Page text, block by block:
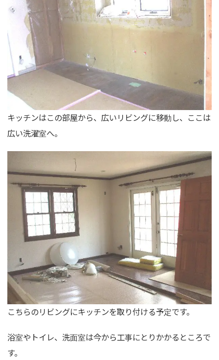
キッチンはこの部屋から、広いリビングに移動し、ここは
広い洗濯室へ。
こちらのリビングにキッチンを取り付ける予定です。
浴室やトイレ、洗面室は今から工事にとりかかるところで
す。